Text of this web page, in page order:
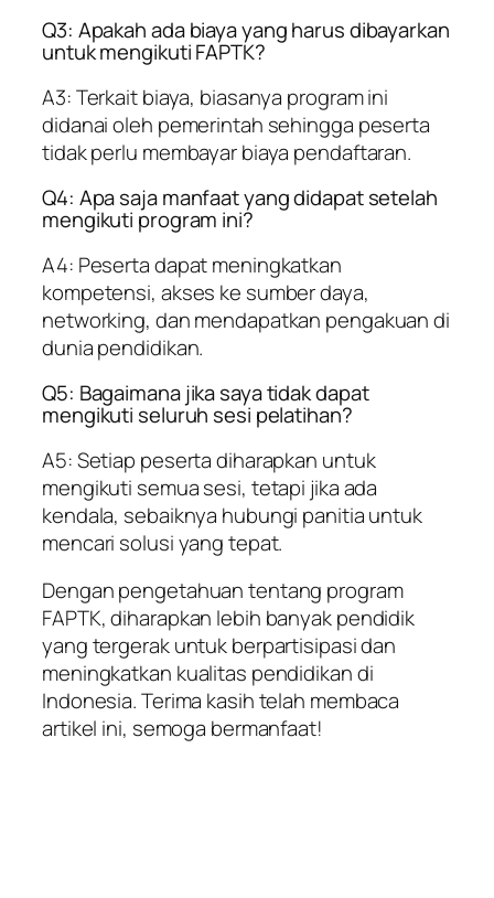
Q3: Apakah ada biaya yang harus dibayarkan
untuk mengikuti FAPTK?
A3: Terkait biaya, biasanya program ini
didanai oleh pemerintah sehingga peserta
tidak perlu membayar biaya pendaftaran.
Q4: Apa saja manfaat yang didapat setelah
mengikuti program ini?
A4: Peserta dapat meningkatkan
kompetensi, akses ke sumber daya,
networking, dan mendapatkan pengakuan di
dunia pendidikan.
Q5: Bagaimana jika saya tidak dapat
mengikuti seluruh sesi pelatihan?
A5: Setiap peserta diharapkan untuk
mengikuti semua sesi, tetapi jika ada
kendala, sebaiknya hubungi panitia untuk
mencari solusi yang tepat.
Dengan pengetahuan tentang program
FAPTK, diharapkan lebih banyak pendidik
yang tergerak untuk berpartisipasi dan
meningkatkan kualitas pendidikan di
Indonesia. Terima kasih telah membaca
artikel ini, semoga bermanfaat!